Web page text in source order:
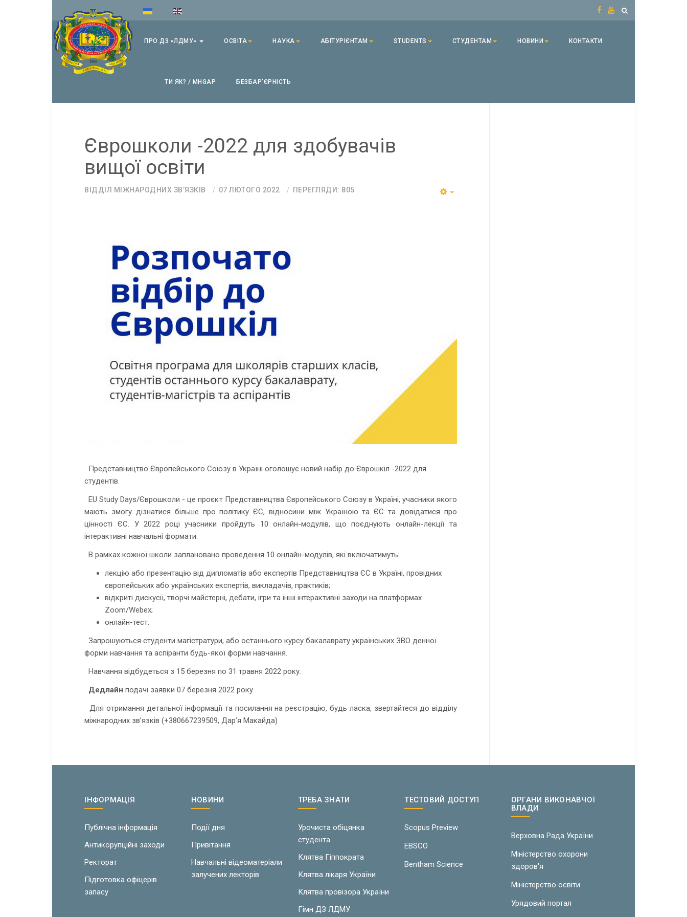
ПРО ДЗ «ЛДМУ» ОСВІТА НАУКА АБІТУРІЄНТАМ STUDENTS СТУДЕНТАМ НОВИНИ КОНТАКТИ
ТИ ЯК? / MHGAP БЕЗБАРʼЄРНІСТЬ
Єврошколи -2022 для здобувачів
вищої освіти
ВІДДІЛ МІЖНАРОДНИХ ЗВ’ЯЗКІВ 07 ЛЮТОГО 2022 ПЕРЕГЛЯДИ: 805
Представництво Європейського Союзу в Україні оголошує новий набір до Єврошкіл -2022 для
студентів.
EU Study Days/Єврошколи - це проєкт Представництва Європейського Союзу в Україні, учасники якого
мають змогу дізнатися більше про політику ЄС, відносини між Україною та ЄС та довідатися про
цінності ЄС. У 2022 році учасники пройдуть 10 онлайн-модулів, що поєднують онлайн-лекції та
інтерактивні навчальні формати.
В рамках кожної школи заплановано проведення 10 онлайн-модулів, які включатимуть:
лекцію або презентацію від дипломатів або експертів Представництва ЄС в Україні, провідних
європейських або українських експертів, викладачів, практиків;
відкриті дискусії, творчі майстерні, дебати, ігри та інші інтерактивні заходи на платформах
Zoom/Webex;
онлайн-тест.
Запрошуються студенти магістратури, або останнього курсу бакалаврату українських ЗВО денної
форми навчання та аспіранти будь-якої форми навчання.
Навчання відбудеться з 15 березня по 31 травня 2022 року.
Дедлайн подачі заявки 07 березня 2022 року.
Для отримання детальної інформації та посилання на реєстрацію, будь ласка, звертайтеся до відділу
міжнародних зв’язків (+380667239509, Дар’я Макайда)
ІНФОРМАЦІЯ
Публічна інформація
Антикорупційні заходи
Ректорат
Підготовка офіцерів
запасу
НОВИНИ
Події дня
Привітання
Навчальні відеоматеріали
залучених лекторів
ТРЕБА ЗНАТИ
Урочиста обіцянка
студента
Клятва Гіппократа
Клятва лікаря України
Клятва провізора України
Гімн ДЗ ЛДМУ
ТЕСТОВИЙ ДОСТУП
Scopus Preview
EBSCO
Bentham Science
ОРГАНИ ВИКОНАВЧОЇ
ВЛАДИ
Верховна Рада України
Міністерство охорони
здоров'я
Міністерство освіти
Урядовий портал